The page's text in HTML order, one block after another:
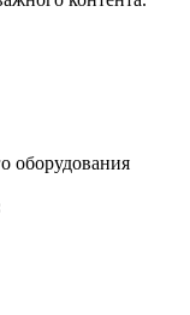
оборудования